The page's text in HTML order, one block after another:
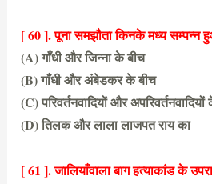
[ 60 ]. पूना समझौता किनके मध्य सम्पन्न
(A) गाँधी और जिन्ना के बीच
(B) गाँधी और अंबेडकर के बीच
(C) परिवर्तनवादियों और
(D) तिलक और लाला लाजपत राय का
[ 61 ]. जालियाँवाला बाग हत्याकांड के